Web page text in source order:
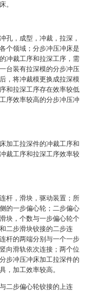
。
孔，成型，冲裁，拉深，
个领域；分步冲压冲床是
冲裁工序和拉深工序，需
台装有拉深模的分步冲压
，将冲裁模更换成拉深模
和拉深工序存在效率较低
序效率较高的分步冲压冲
加工拉深件的冲裁工序和
裁工序和拉深工序效率较
杆，滑块，驱动装置；所
的一步偏心轮；二步偏心
块，个数与一步偏心轮个
二步滑块铰接的二步连
杆的两端分别与一个一步
向滑轨依次连接；两个位
步冲压冲床加工拉深件的
，加工效率较高。
二步偏心轮铰接的上连